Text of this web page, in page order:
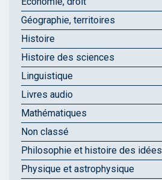
Géographie, territoires
Histoire
Histoire des sciences
Linguistique
Livres audio
Mathématiques
Non classé
Philosophie et histoire des idées
Physique et astrophysique